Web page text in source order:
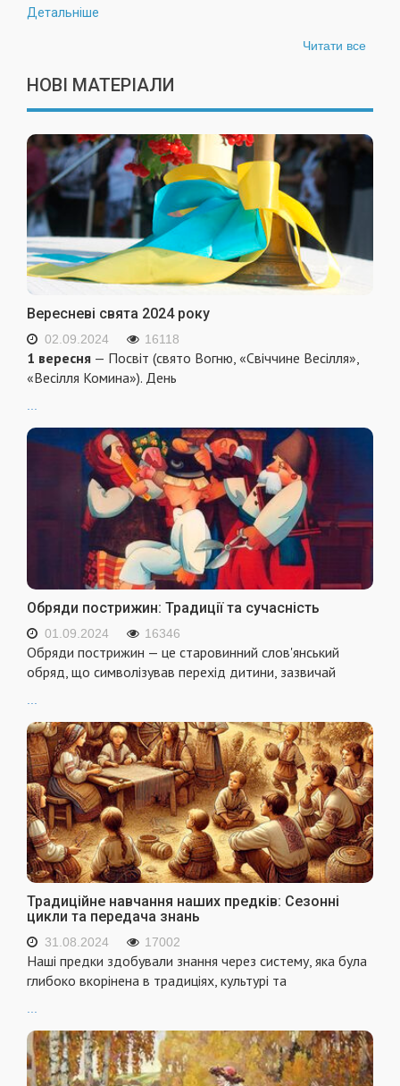
Детальніше
Читати все
НОВІ МАТЕРІАЛИ
Вересневі свята 2024 року
02.09.2024 16118
1 вересня — Посвіт (свято Вогню, «Свіччине Весілля»,
«Весілля Комина»). День
...
Обряди пострижин: Традиції та сучасність
01.09.2024 16346
Обряди пострижин — це старовинний слов'янський
обряд, що символізував перехід дитини, зазвичай
Традиційне навчання наших предків: Сезонні
цикли та передача знань
31.08.2024 17002
Наші предки здобували знання через систему, яка була
глибоко вкорінена в традиціях, культурі та